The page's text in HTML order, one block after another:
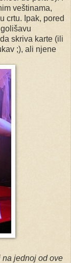
veštinama,
crtu. Ipak, pored
skriva karte (ili
;), ali njene
na jednoj od ove